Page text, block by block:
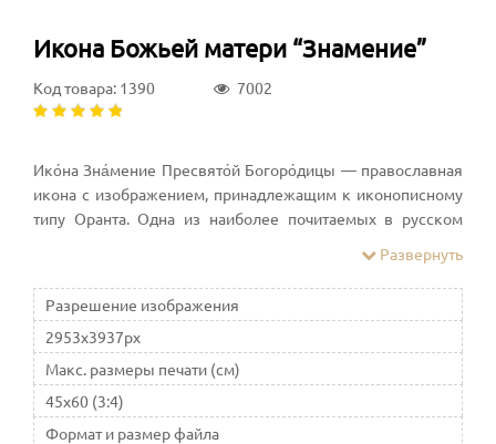
Икона Божьей матери “Знамение”
Код товара: 1390 7002
Ико́на Зна́мение Пресвято́й Богоро́дицы — православная
икона с изображением, принадлежащим к иконописному
типу Оранта. Одна из наиболее почитаемых в русском
Развернуть
Разрешение изображения
2953x3937px
Макс. размеры печати (см)
45x60 (3:4)
Формат и размер файла